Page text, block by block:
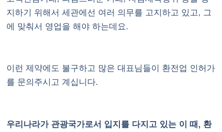
지하기 위해서 세관에선 여러 의무를 고지하고 있고, 그
에 맞춰서 영업을 해야 하는데요.
이런 제약에도 불구하고 많은 대표님들이 환전업 인허가
를 문의주시고 계십니다.
우리나라가 관광국가로서 입지를 다지고 있는 이 때, 환